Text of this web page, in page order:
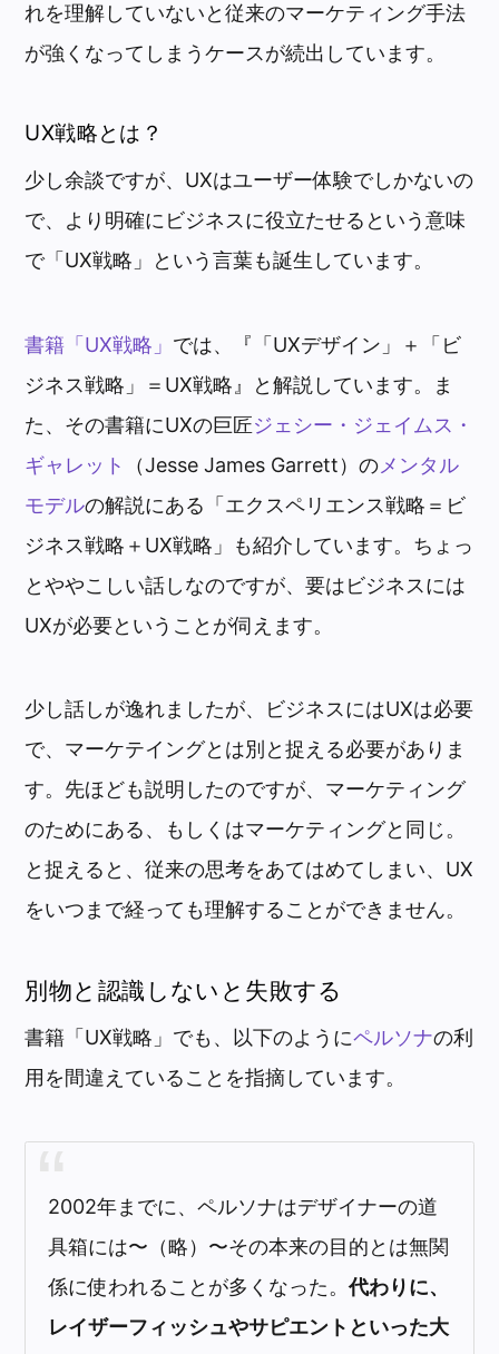
れを理解していないと従来のマーケティング手法
が強くなってしまうケースが続出しています。
UX戦略とは？
少し余談ですが、UXはユーザー体験でしかないの
で、より明確にビジネスに役立たせるという意味
で「UX戦略」という言葉も誕生しています。
書籍「UX戦略」 では、『「UXデザイン」＋「ビ
ジネス戦略」＝UX戦略』と解説しています。ま
た、その書籍にUXの巨匠ジェシー・ジェイムス・
ギャレット
（Jesse James Garrett）のメンタル
モデルの解説にある「エクスペリエンス戦略＝ビ
ジネス戦略＋UX戦略」も紹介しています。ちょっ
とややこしい話しなのですが、要はビジネスには
UXが必要ということが伺えます。
少し話しが逸れましたが、ビジネスにはUXは必要
で、マーケテイングとは別と捉える必要がありま
す。先ほども説明したのですが、マーケティング
のためにある、もしくはマーケティングと同じ。
と捉えると、従来の思考をあてはめてしまい、UX
をいつまで経っても理解することができません。
別物と認識しないと失敗する
書籍「UX戦略」でも、以下のようにペルソナの利
用を間違えていることを指摘しています。
2002年までに、ペルソナはデザイナーの道
具箱には〜（略）〜その本来の目的とは無関
係に使われることが多くなった。代わりに、
レイザーフィッシュやサピエントといった大